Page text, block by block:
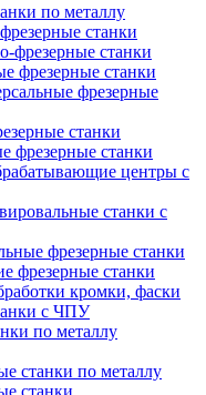
по металлу
станки
фрезерные станки
фрезерные станки
фрезерные
станки
фрезерные станки
центры с
станки с
фрезерные станки
фрезерные станки
кромки, фаски
с ЧПУ
по металлу
станки по металлу
станки